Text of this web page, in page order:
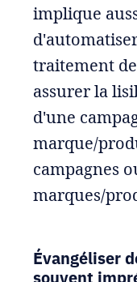
implique
traitement
assurer la
d'une
marque/
campagnes
marques/
Évangéliser
souvent